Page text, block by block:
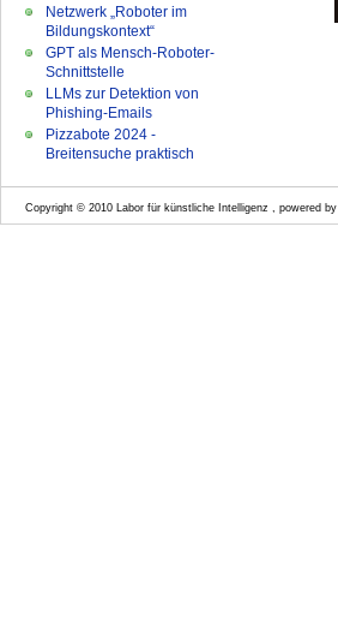
Netzwerk „Roboter im
Bildungskontext“
GPT als Mensch-Roboter-
Schnittstelle
LLMs zur Detektion von
Phishing-Emails
Pizzabote 2024 -
Breitensuche praktisch
Copyright © 2010 Labor für künstliche Intelligenz , powered by